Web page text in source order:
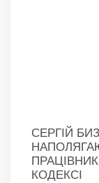
СЕРГІЙ
КОДЕКСІ